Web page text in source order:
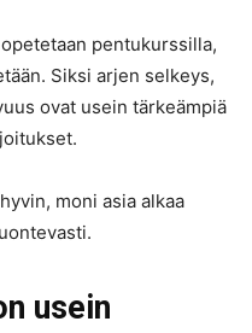
pentukurssilla,
Siksi arjen selkeys,
ovat usein tärkeämpiä
moni asia alkaa
usein